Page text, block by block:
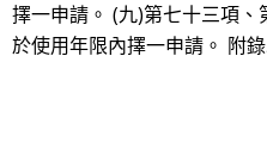
擇一申請。 (九)第七十三項、
於使用年限內擇一申請。 附